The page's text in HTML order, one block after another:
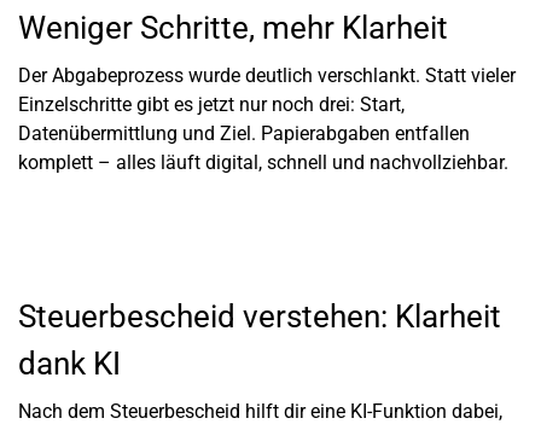
Weniger Schritte, mehr Klarheit
Der Abgabeprozess wurde deutlich verschlankt. Statt vieler
Einzelschritte gibt es jetzt nur noch drei: Start,
Datenübermittlung und Ziel. Papierabgaben entfallen
komplett – alles läuft digital, schnell und nachvollziehbar.
Steuerbescheid verstehen: Klarheit
dank KI
Nach dem Steuerbescheid hilft dir eine KI-Funktion dabei,